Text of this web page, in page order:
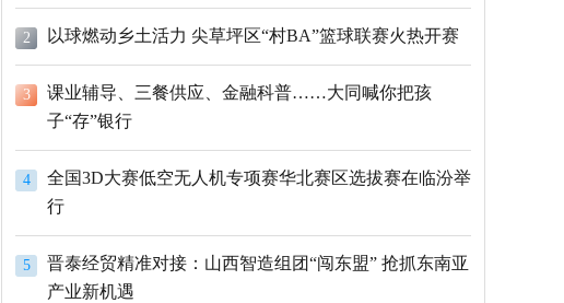
2 以球燃动乡土活力 尖草坪区“村BA”篮球联赛火热开赛
3
课业辅导、三餐供应、金融科普……大同喊你把孩
子“存”银行
4
全国3D大赛低空无人机专项赛华北赛区选拔赛在临汾举
行
5
晋泰经贸精准对接：山西智造组团“闯东盟” 抢抓东南亚
产业新机遇